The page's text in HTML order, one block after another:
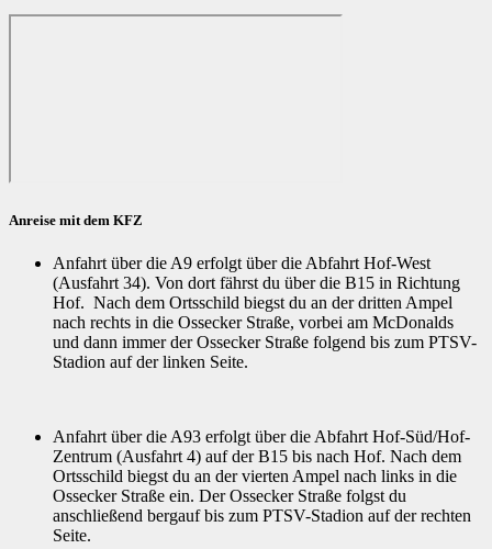
Anreise mit dem KFZ
Anfahrt über die A9 erfolgt über die Abfahrt Hof-West
(Ausfahrt 34). Von dort fährst du über die B15 in Richtung
Hof. Nach dem Ortsschild biegst du an der dritten Ampel
nach rechts in die Ossecker Straße, vorbei am McDonalds
und dann immer der Ossecker Straße folgend bis zum PTSV-
Stadion auf der linken Seite.
Anfahrt über die A93 erfolgt über die Abfahrt Hof-Süd/Hof-
Zentrum (Ausfahrt 4) auf der B15 bis nach Hof. Nach dem
Ortsschild biegst du an der vierten Ampel nach links in die
Ossecker Straße ein. Der Ossecker Straße folgst du
anschließend bergauf bis zum PTSV-Stadion auf der rechten
Seite.